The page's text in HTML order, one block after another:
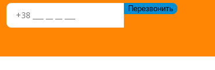
2026-01-05
Кулер воды не работает, не греет и не
охла...